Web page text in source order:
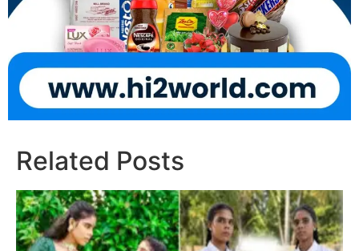
Related Posts